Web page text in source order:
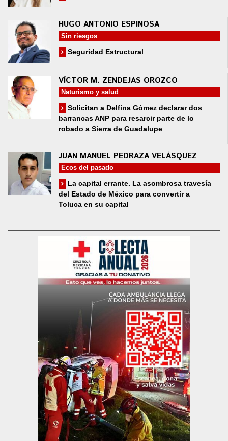
HUGO ANTONIO ESPINOSA
Sin riesgos
Seguridad Estructural
VÍCTOR M. ZENDEJAS OROZCO
Naturismo y salud
Solicitan a Delfina Gómez declarar dos
barrancas ANP para resarcir parte de lo
robado a Sierra de Guadalupe
JUAN MANUEL PEDRAZA VELÁSQUEZ
Ecos del pasado
La capital errante. La asombrosa travesía
del Estado de México para convertir a
Toluca en su capital